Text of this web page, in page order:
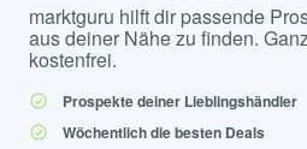
marktguru hilft dir passende
aus deiner Nähe zu finden.
kostenfrei.
Prospekte deiner Lieblingshändler
Wöchentlich die besten Deals